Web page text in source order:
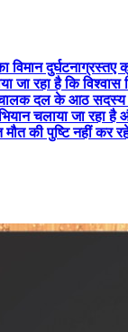
विमान
जा रहा है कि विश्वास
दल के आठ सदस्य
चलाया जा रहा
मौत की पुष्टि नहीं कर